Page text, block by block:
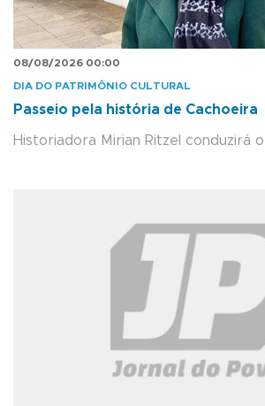
08/08/2026 00:00
DIA DO PATRIMÔNIO CULTURAL
Passeio pela história de Cachoeira
Historiadora Mirian Ritzel conduzirá